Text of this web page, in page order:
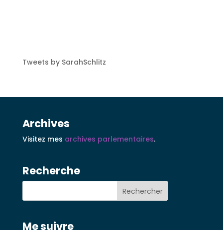
Tweets by SarahSchlitz
Archives
Visitez mes archives parlementaires.
Recherche
Me suivre